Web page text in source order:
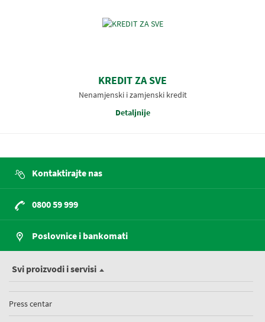
KREDIT ZA SVE
Nenamjenski i zamjenski kredit
Detaljnije
Kontaktirajte nas
0800 59 999
Poslovnice i bankomati
Svi proizvodi i servisi
Press centar